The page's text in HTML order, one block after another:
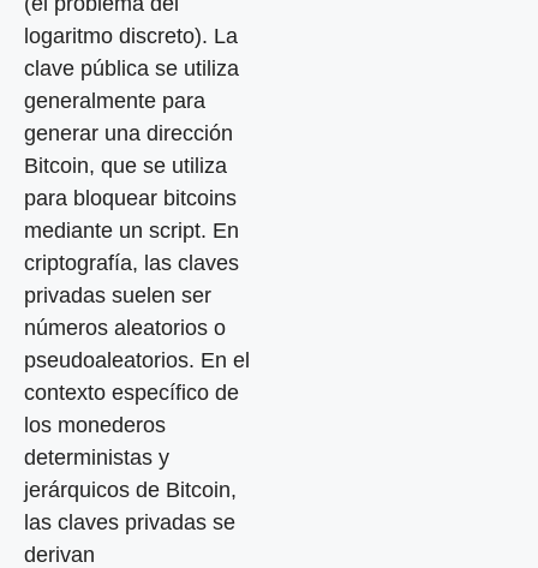
logaritmo discreto). La
clave pública se utiliza
generalmente para
generar una dirección
Bitcoin, que se utiliza
para bloquear bitcoins
mediante un script. En
criptografía, las claves
privadas suelen ser
números aleatorios o
pseudoaleatorios. En el
contexto específico de
los monederos
deterministas y
jerárquicos de Bitcoin,
las claves privadas se
derivan